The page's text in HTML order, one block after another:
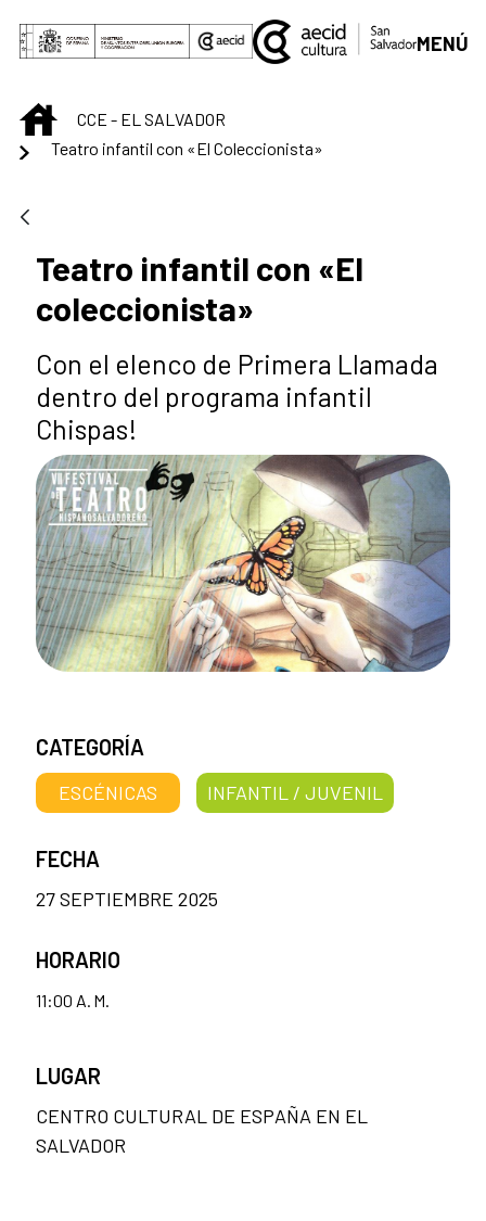
Saltar al contenido principal
MENÚ
INICIOCCE - EL SALVADOR
Teatro infantil con «El Coleccionista»
Teatro infantil con «El
coleccionista»
Con el elenco de Primera Llamada
dentro del programa infantil
Chispas!
CATEGORÍA
ESCÉNICAS INFANTIL / JUVENIL
FECHA
27 SEPTIEMBRE 2025
HORARIO
11:00 A. M.
LUGAR
CENTRO CULTURAL DE ESPAÑA EN EL
SALVADOR